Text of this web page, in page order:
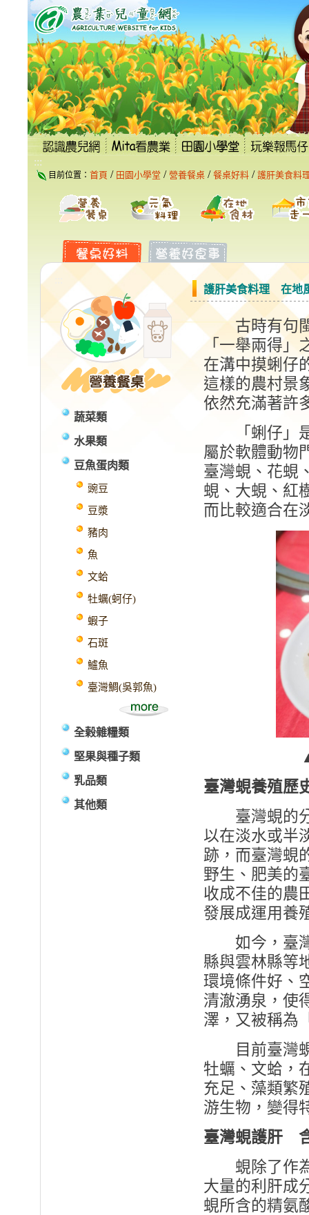
跳
到
主
要
內
容
區
塊
:::
目前位置： 首頁 / 田園小學堂 / 營養餐桌 / 餐桌好料 / 護肝美食料
蔬菜類
水果類
豆魚蛋肉類
豌豆
豆漿
豬肉
魚
文蛤
牡蠣(蚵仔)
蝦子
石斑
鱸魚
臺灣鯛(吳郭魚)
全榖雜糧類
堅果與種子類
乳品類
其他類
護肝美食料理 在地
古時有句閩
「一舉兩得」
在溝中摸蜊仔
這樣的農村景
依然充滿著許
「蜊仔」是
屬於軟體動物
臺灣蜆、花蜆
蜆、大蜆、紅
而比較適合在
臺灣蜆養殖歷
臺灣蜆的分
以在淡水或半
跡，而臺灣蜆
野生、肥美的
收成不佳的農
發展成運用養
如今，臺灣
縣與雲林縣等
環境條件好、
清澈湧泉，使
澤，又被稱為
目前臺灣蜆
牡蠣、文蛤，
充足、藻類繁
游生物，變得
臺灣蜆護肝
蜆除了作為
大量的利肝成
蜆所含的精氨